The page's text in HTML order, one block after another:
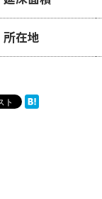
所在地